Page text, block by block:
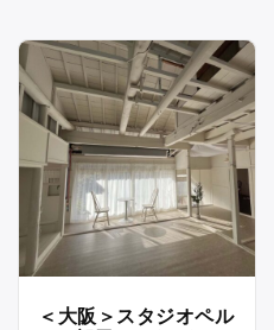
＜大阪＞スタジオペル